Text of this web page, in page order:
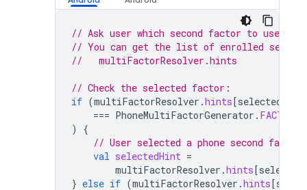
// Ask user which second factor to use.
// You can get the list of enrolled second
//   multiFactorResolver.hints
// Check the selected factor:
if (multiFactorResolver .hints[
=== PhoneMultiFactorGenerator .
)
{
// User selected a phone second factor.
val selectedHint =
multiFactorResolver .hints[
} else if (multiFactorResolver .hints[